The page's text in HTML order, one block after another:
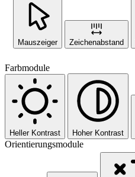
Mauszeiger Zeichenabstand
Farbmodule
Heller Kontrast Hoher Kontrast
Orientierungsmodule